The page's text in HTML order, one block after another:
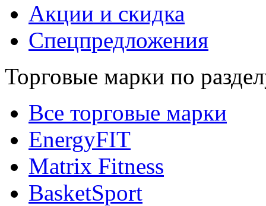
Акции и скидка
Спецпредложения
Торговые марки по
Все торговые марки
EnergyFIT
Matrix Fitness
BasketSport